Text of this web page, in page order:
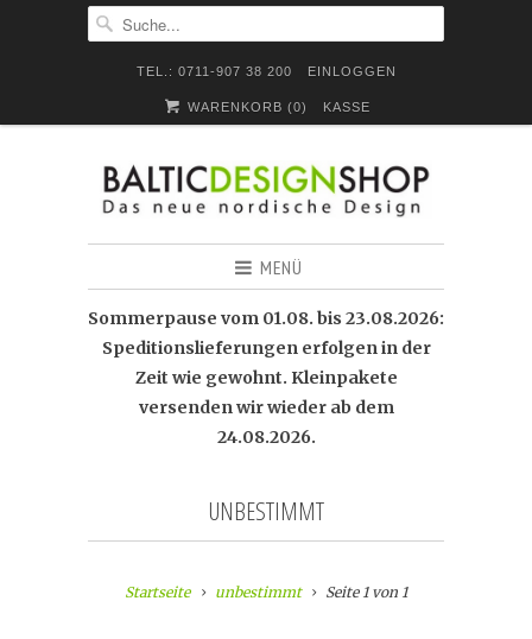
TEL.: 0711-907 38 200 EINLOGGEN
WARENKORB (0) KASSE
MENÜ
Sommerpause vom 01.08. bis 23.08.2026:
Speditionslieferungen erfolgen in der
Zeit wie gewohnt. Kleinpakete
versenden wir wieder ab dem
24.08.2026.
UNBESTIMMT
Startseite unbestimmt Seite 1 von 1